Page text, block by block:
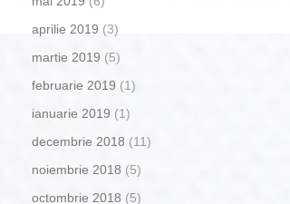
aprilie 2019 (3)
martie 2019 (5)
februarie 2019 (1)
ianuarie 2019 (1)
decembrie 2018 (11)
noiembrie 2018 (5)
octombrie 2018 (5)